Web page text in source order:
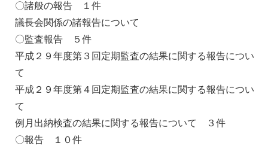
〇諸般の報告 １件
議長会関係の諸報告について
〇監査報告 ５件
平成２９年度第３回定期監査の結果に関する報告につい
て
平成２９年度第４回定期監査の結果に関する報告につい
て
例月出納検査の結果に関する報告について ３件
〇報告 １０件